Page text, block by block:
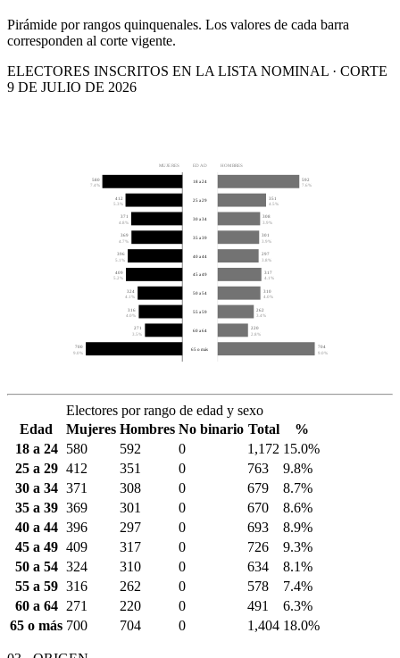
Pirámide por rangos quinquenales. Los valores de cada barra
corresponden al corte vigente.
ELECTORES INSCRITOS EN LA LISTA NOMINAL · CORTE
9 DE JULIO DE 2026
MUJERES EDAD HOMBRES
580
7.4%
592
7.6%
18 a 24
412
5.3%
351
4.5%
25 a 29
371
4.8%
308
3.9%
30 a 34
369
4.7%
301
3.9%
35 a 39
396
5.1%
297
3.8%
40 a 44
409
5.2%
317
4.1%
45 a 49
324
4.1%
310
4.0%
50 a 54
316
4.0%
262
3.4%
55 a 59
271
3.5%
220
2.8%
60 a 64
700
9.0%
704
9.0%
65 o más
Electores por rango de edad y sexo
Edad
Mujeres Hombres No binario Total
%
18 a 24
580 592 0 1,172 15.0%
25 a 29 412 351 0 763
9.8%
30 a 34 371 308 0 679
8.7%
35 a 39 369 301 0 670
8.6%
40 a 44 396 297 0 693
8.9%
45 a 49 409 317 0 726
9.3%
50 a 54 324 310 0 634
8.1%
55 a 59 316 262 0 578
7.4%
60 a 64
271 220 0 491
6.3%
65 o más 700 704 0 1,404 18.0%